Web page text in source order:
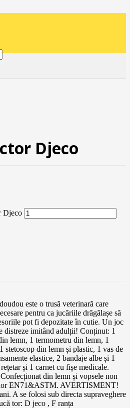
Djeco
Djeco
este o trusă veterinară care
pentru ca jucăriile drăgălașe să
pot fi depozitate în cutie. Un joc
distreze imitând adulții! Conținut: 1
lemn, 1 termometru din lemn, 1
stetoscop din lemn și plastic, 1 vas de
elastice, 2 bandaje albe și 1
și 1 carnet cu fișe medicale.
din lemn și vopsele non
EN71&ASTM. AVERTISMENT!
A se folosi sub directa supraveghere
tor: D jeco , F ranța